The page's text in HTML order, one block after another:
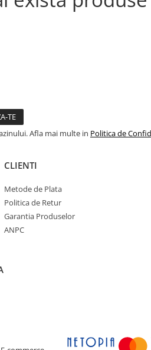
Afla mai multe in Politica de
CLIENTI
Metode de Plata
Politica de Retur
Garantia Produselor
ANPC